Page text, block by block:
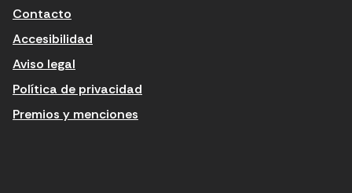
n
t
u
r
e
u
e
p
t
a
e
Contacto
Accesibilidad
Aviso legal
Política de privacidad
Premios y menciones